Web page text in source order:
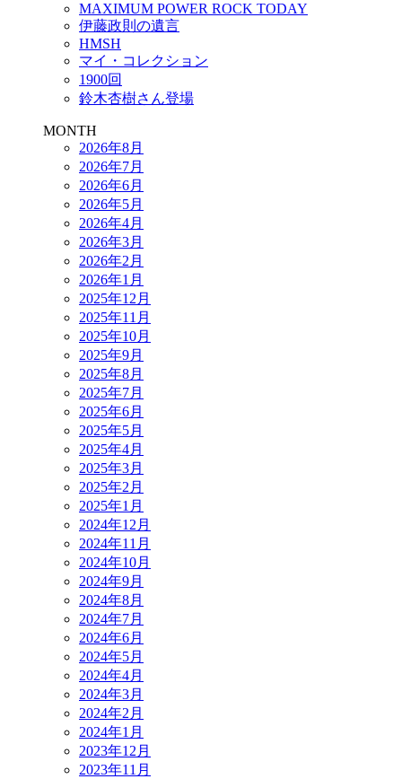
MAXIMUM POWER ROCK TODAY
伊藤政則の遺言
HMSH
マイ・コレクション
1900回
鈴木杏樹さん登場
MONTH
2026年8月
2026年7月
2026年6月
2026年5月
2026年4月
2026年3月
2026年2月
2026年1月
2025年12月
2025年11月
2025年10月
2025年9月
2025年8月
2025年7月
2025年6月
2025年5月
2025年4月
2025年3月
2025年2月
2025年1月
2024年12月
2024年11月
2024年10月
2024年9月
2024年8月
2024年7月
2024年6月
2024年5月
2024年4月
2024年3月
2024年2月
2024年1月
2023年12月
2023年11月